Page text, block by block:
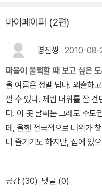
고 한다. 아마도 그에게는 노
바로 기적 같은 한순간 이었
이러한 일이 부단한 노력과
이어야지, 결코 한순간의 요
해서는 안 된다는 것이다. 이
면 그들은 하나의 작은 만남
서 인생의 새로운 길을 찾았
한다.우리 주위를 둘러보면
해야 할지에 대해 중심을 잡지
에 맞서 자신의 모든 것을 걸
별로 없어 보인다. 혹시 우리
여 적당히 현실에 안주하는 어
빠져보시는건 어떤지요?
마이페이퍼 (2편)
명진짱 2010-08-
마음이 울쩍할 때 보고 싶은
올 여름은 정말 덥다. 외출하
낄 수 있다. 제법 더위를 잘
다. 이 곳 날씨는 그래도 수도
데, 올핸 전국적으로 더위가
더 즐기기도 하지만, 집에 있
를 떠나고 싶었지만, 지금으
만 책 속으로 파고들게 된다.
공감 (30) 댓글 (0)